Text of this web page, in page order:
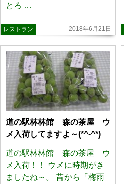
とろ …
2018年6月21日
レストラン
道の駅林林館 森の茶屋 ウ
メ入荷してますよ～(*^-^*)
道の駅林林館 森の茶屋 ウ
メ入荷！！ ウメに時期がき
ましたね～。 昔から「梅雨